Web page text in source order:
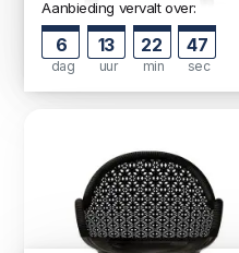
Aanbieding vervalt over:
6
dag
13
uur
22
min
46
sec